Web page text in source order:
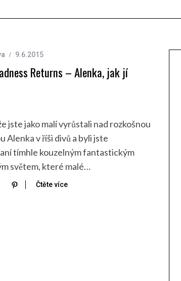
9.6.2015
Returns – Alenka, jak jí
jste jako malí vyrůstali nad rozkošnou
Alenka v říši divů a byli jste
tímhle kouzelným fantastickým
světem, které malé…
Čtěte více